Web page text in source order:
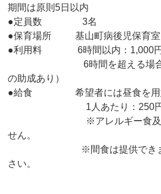
期間は原則5日以内
●定員数 3名
●保育場所 基山町病後児保育
●利用料 6時間以内：1,000円
6時間を超える場合：
の助成あ
●給食 希望者には昼食を用意
1人あたり：250円
※アレルギー食及び離
せん。
※間食は提供できません
さい。